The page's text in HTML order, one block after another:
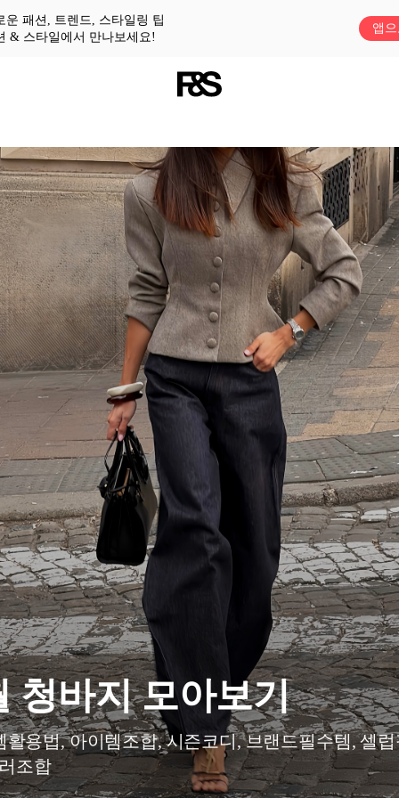
운 패션, 트렌드, 스타일링 팁
& 스타일에서 만나보세요!
앱
청바지 모아보기
활용법, 아이템조합, 시즌코디, 브랜드필수템, 셀
조합